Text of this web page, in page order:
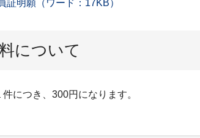
証明願（ワード：17KB）
について
につき、300円になります。